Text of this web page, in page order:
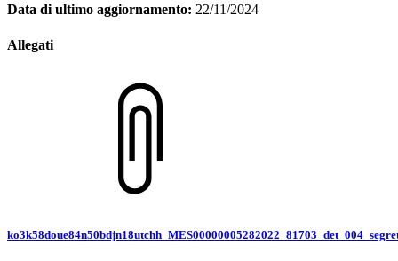
Data di ultimo aggiornamento: 22/11/2024
Allegati